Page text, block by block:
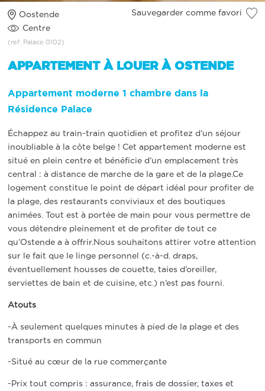
Oostende
Centre
(ref: Palace 0102)
Sauvegarder comme favori
APPARTEMENT À LOUER À OSTENDE
Appartement moderne 1 chambre dans la
Résidence Palace
Échappez au train-train quotidien et profitez d’un séjour
inoubliable à la côte belge ! Cet appartement moderne est
situé en plein centre et bénéficie d’un emplacement très
central : à distance de marche de la gare et de la plage.Ce
logement constitue le point de départ idéal pour profiter de
la plage, des restaurants conviviaux et des boutiques
animées. Tout est à portée de main pour vous permettre de
vous détendre pleinement et de profiter de tout ce
qu’Ostende a à offrir.Nous souhaitons attirer votre attention
sur le fait que le linge personnel (c.-à-d. draps,
éventuellement housses de couette, taies d’oreiller,
serviettes de bain et de cuisine, etc.) n’est pas fourni.
Atouts
-À seulement quelques minutes à pied de la plage et des
transports en commun
-Situé au cœur de la rue commerçante
-Prix tout compris : assurance, frais de dossier, taxes et